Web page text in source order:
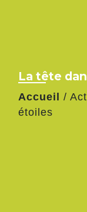
La tête
Accueil /
étoiles